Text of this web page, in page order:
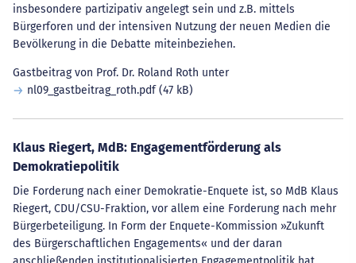
insbesondere partizipativ angelegt sein und z.B. mittels
Bürgerforen und der intensiven Nutzung der neuen Medien die
Bevölkerung in die Debatte miteinbeziehen.
Gastbeitrag von Prof. Dr. Roland Roth unter
nl09_gastbeitrag_roth.pdf(47 kB)
Klaus Riegert, MdB: Engagementförderung als
Demokratiepolitik
Die Forderung nach einer Demokratie-Enquete ist, so MdB Klaus
Riegert, CDU/CSU-Fraktion, vor allem eine Forderung nach mehr
Bürgerbeteiligung. In Form der Enquete-Kommission »Zukunft
des Bürgerschaftlichen Engagements« und der daran